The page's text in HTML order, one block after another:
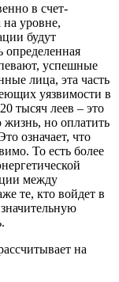
в счет-
уровне,
будут
определенная
успешные
лица, эта часть
уязвимости в
тысяч леев – это
жизнь, но оплатить
озна­чает, что
То есть более
между
те, кто войдет в
на